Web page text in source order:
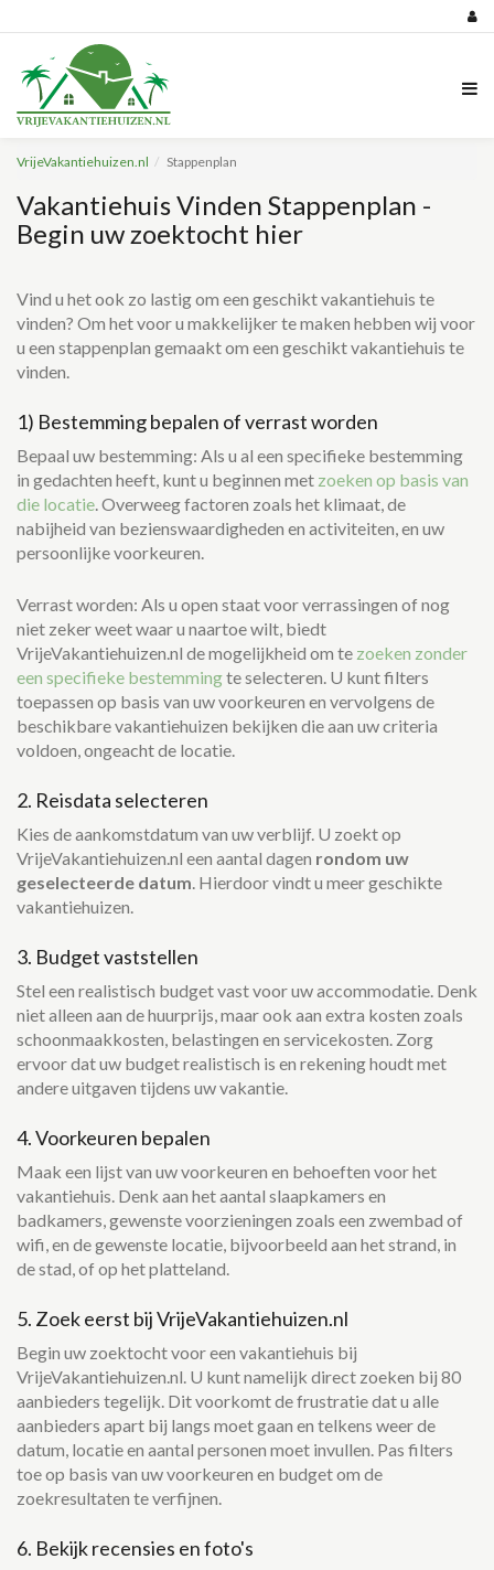
VrijeVakantiehuizen.nl Stappenplan
Vakantiehuis Vinden Stappenplan -
Begin uw zoektocht hier
Vind u het ook zo lastig om een geschikt vakantiehuis te
vinden? Om het voor u makkelijker te maken hebben wij voor
u een stappenplan gemaakt om een geschikt vakantiehuis te
vinden.
1) Bestemming bepalen of verrast worden
Bepaal uw bestemming: Als u al een specifieke bestemming
in gedachten heeft, kunt u beginnen met zoeken op basis van
die locatie. Overweeg factoren zoals het klimaat, de
nabijheid van bezienswaardigheden en activiteiten, en uw
persoonlijke voorkeuren.
Verrast worden: Als u open staat voor verrassingen of nog
niet zeker weet waar u naartoe wilt, biedt
VrijeVakantiehuizen.nl de mogelijkheid om te zoeken zonder
een specifieke bestemmingte selecteren. U kunt filters
toepassen op basis van uw voorkeuren en vervolgens de
beschikbare vakantiehuizen bekijken die aan uw criteria
voldoen, ongeacht de locatie.
2. Reisdata selecteren
Kies de aankomstdatum van uw verblijf. U zoekt op
VrijeVakantiehuizen.nl een aantal dagen rondom uw
geselecteerde datum. Hierdoor vindt u meer geschikte
vakantiehuizen.
3. Budget vaststellen
Stel een realistisch budget vast voor uw accommodatie. Denk
niet alleen aan de huurprijs, maar ook aan extra kosten zoals
schoonmaakkosten, belastingen en servicekosten. Zorg
ervoor dat uw budget realistisch is en rekening houdt met
andere uitgaven tijdens uw vakantie.
4. Voorkeuren bepalen
Maak een lijst van uw voorkeuren en behoeften voor het
vakantiehuis. Denk aan het aantal slaapkamers en
badkamers, gewenste voorzieningen zoals een zwembad of
wifi, en de gewenste locatie, bijvoorbeeld aan het strand, in
de stad, of op het platteland.
5. Zoek eerst bij VrijeVakantiehuizen.nl
Begin uw zoektocht voor een vakantiehuis bij
VrijeVakantiehuizen.nl. U kunt namelijk direct zoeken bij 80
aanbieders tegelijk. Dit voorkomt de frustratie dat u alle
aanbieders apart bij langs moet gaan en telkens weer de
datum, locatie en aantal personen moet invullen. Pas filters
toe op basis van uw voorkeuren en budget om de
zoekresultaten te verfijnen.
6. Bekijk recensies en foto's